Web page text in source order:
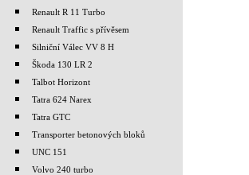
Renault R 11 Turbo
Renault Traffic s přívěsem
Silniční Válec VV 8 H
Škoda 130 LR 2
Talbot Horizont
Tatra 624 Narex
Tatra GTC
Transporter betonových bloků
UNC 151
Volvo 240 turbo